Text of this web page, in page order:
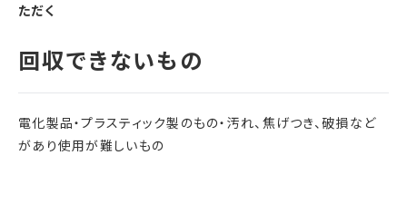
ただく
電化製品・プラスティック製のもの・汚れ、焦げつき、破損など
があり使用が難しいもの